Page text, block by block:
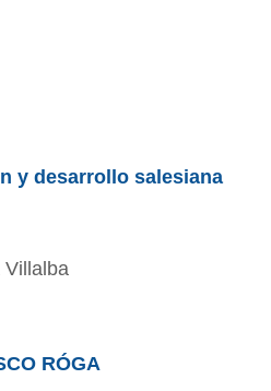
y desarrollo salesiana
Villalba
RÓGA